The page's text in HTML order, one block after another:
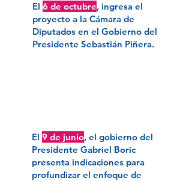
El 6 de octubre, ingresa el
proyecto a la Cámara de
Diputados en el Gobierno del
Presidente Sebastián Piñera.
El 9 de junio, el gobierno del
Presidente Gabriel Boric
presenta indicaciones para
profundizar el enfoque de